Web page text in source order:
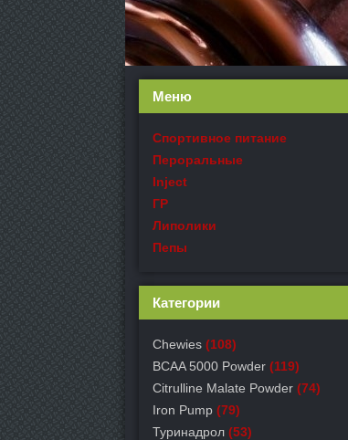
Меню
Спортивное питание
Пероральные
Inject
ГР
Липолики
Пепы
Категории
Chewies (108)
BCAA 5000 Powder (119)
Citrulline Malate Powder (74)
Iron Pump (79)
Туринадрол (53)